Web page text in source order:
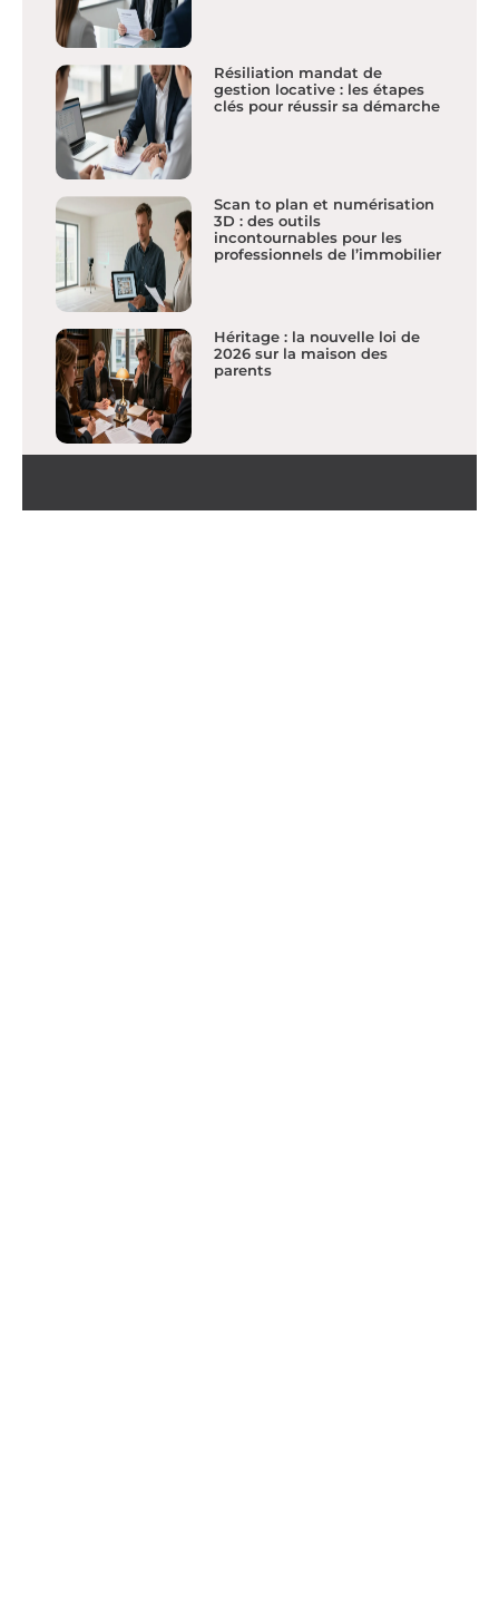
Résiliation mandat de
gestion locative : les étapes
clés pour réussir sa démarche
Scan to plan et numérisation
3D : des outils
incontournables pour les
professionnels de l’immobilier
Héritage : la nouvelle loi de
2026 sur la maison des
parents